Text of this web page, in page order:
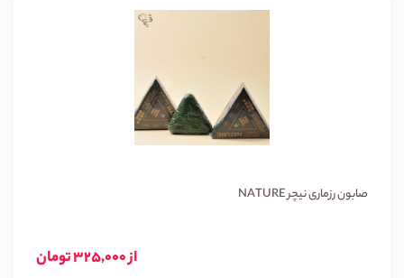
صابون رزماری نیچر NATURE
از 325,000 تومان